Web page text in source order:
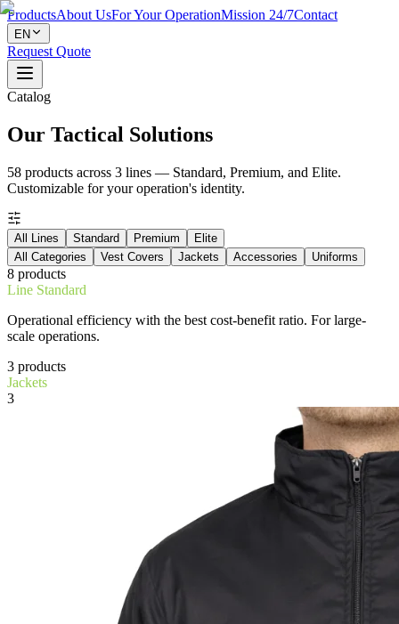
ProductsAbout UsFor Your OperationMission 24/7Contact
EN
Request Quote
Catalog
Our Tactical Solutions
58 products across 3 lines — Standard, Premium, and Elite.
Customizable for your operation's identity.
All Lines Standard Premium
Elite
All Categories
Vest Covers Jackets Accessories Uniforms
8 products
Line Standard
Operational efficiency with the best cost-benefit ratio. For large-
scale operations.
3 products
Jackets
3